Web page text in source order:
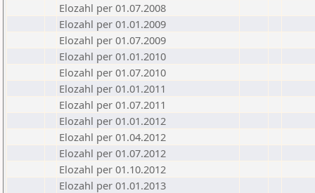
Elozahl per 01.07.2008
Elozahl per 01.01.2009
Elozahl per 01.07.2009
Elozahl per 01.01.2010
Elozahl per 01.07.2010
Elozahl per 01.01.2011
Elozahl per 01.07.2011
Elozahl per 01.01.2012
Elozahl per 01.04.2012
Elozahl per 01.07.2012
Elozahl per 01.10.2012
Elozahl per 01.01.2013